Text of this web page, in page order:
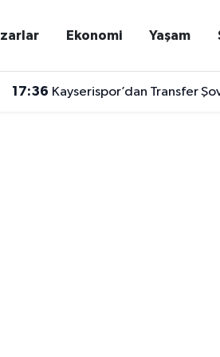
Ekonomi Yaşam
17:36 Kayserispor’dan Transfer